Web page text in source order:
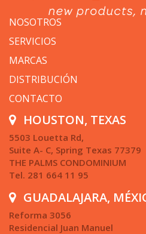
NOSOTROS
SERVICIOS
MARCAS
DISTRIBUCIÓN
CONTACTO
HOUSTON, TEXAS
5503 Louetta Rd,
Suite A- C, Spring Texas 77379
THE PALMS CONDOMINIUM
Tel. 281 664 11 95
GUADALAJARA,
Reforma 3056
Residencial Juan Manuel